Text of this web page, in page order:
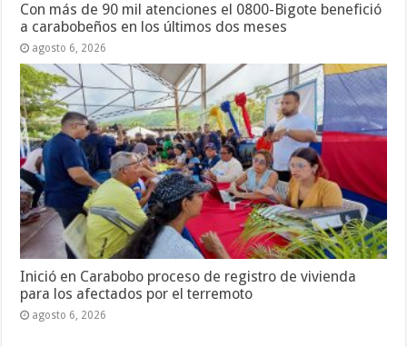
Con más de 90 mil atenciones el 0800-Bigote benefició
a carabobeños en los últimos dos meses
agosto 6, 2026
Inició en Carabobo proceso de registro de vivienda
para los afectados por el terremoto
agosto 6, 2026